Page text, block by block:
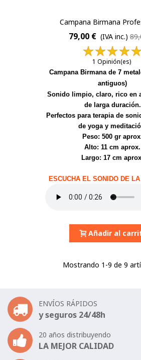
Campana Birmana
79,00 € (IVA inc.)
1 Opinión(es)
Campana Birmana de 7
antiguos)
Sonido limpio, claro, rico en
de larga duración.
Perfectos para terapia de
de yoga y
Peso: 500 gr
Alto: 11 cm aprox.
Largo: 17 cm
ESCUCHA EL SONIDO DE
Añadir al
Mostrando 1 -9 de 9
ENVÍOS RÁPIDOS
y seguros 24/48h
20 años distribuyendo
LA MEJOR CALIDAD